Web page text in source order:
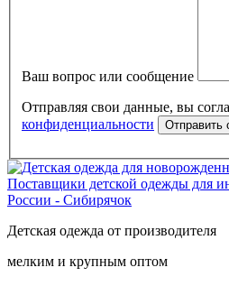
Ваш вопрос или сообщение
Отправляя свои данные, вы
конфиденциальности
Детская одежда от производителя
мелким и крупным оптом